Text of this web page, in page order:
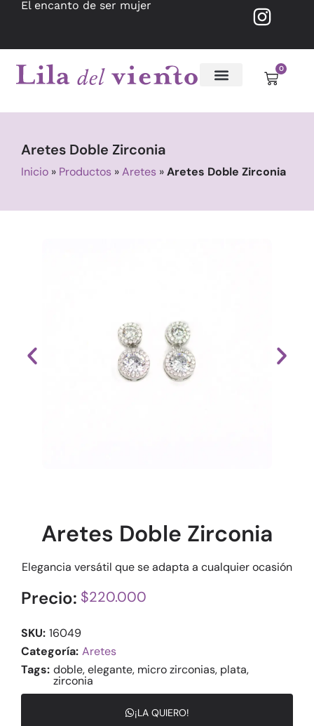
El encanto de ser mujer
0
Aretes Doble Zirconia
Inicio » Productos »Aretes »Aretes Doble Zirconia
Aretes Doble Zirconia
Elegancia versátil que se adapta a cualquier ocasión
Precio: $220.000
SKU: 16049
Categoría: Aretes
Tags: doble,elegante, micro zirconias, plata,
zirconia
¡LA QUIERO!